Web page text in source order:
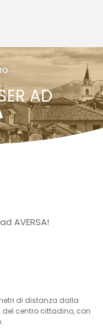
AD
ad AVERSA!
di distanza dalla
del centro cittadino, con